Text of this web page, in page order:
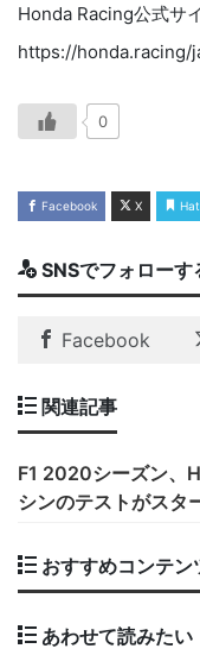
Honda Racing公式サ
https://honda.racing/
0
Facebook X
SNSでフォローす
Facebook
関連記事
F1 2020シーズン、
シンのテストがスタ
おすすめコンテン
あわせて読みたい